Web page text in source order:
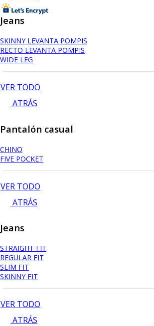
Jeans
SKINNY LEVANTA POMPIS
RECTO LEVANTA POMPIS
WIDE LEG
VER TODO
ATRÁS
Pantalón casual
CHINO
FIVE POCKET
VER TODO
ATRÁS
Jeans
STRAIGHT FIT
REGULAR FIT
SLIM FIT
SKINNY FIT
VER TODO
ATRÁS